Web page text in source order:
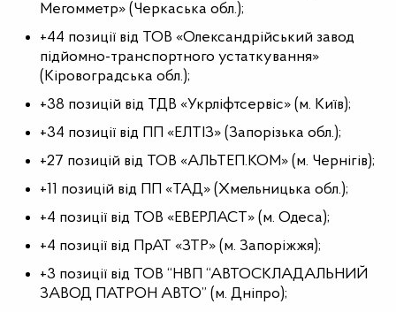
Мегомметр» (Черкаська обл.);
+44 позиції від ТОВ «Олександрійський завод
підйомно-транспортного устаткування»
(Кіровоградська обл.);
+38 позицій від ТДВ «Укрліфтсервіс» (м. Київ);
+34 позиції від ПП «ЕЛТІЗ» (Запорізька обл.);
+27 позицій від ТОВ «АЛЬТЕП.КОМ» (м. Чернігів);
+11 позицій від ПП «ТАД» (Хмельницька обл.);
+4 позиції від ТОВ «ЕВЕРЛАСТ» (м. Одеса);
+4 позиції від ПрАТ «ЗТР» (м. Запоріжжя);
+3 позиції від ТОВ “НВП “АВТОСКЛАДАЛЬНИЙ
ЗАВОД ПАТРОН АВТО” (м. Дніпро);